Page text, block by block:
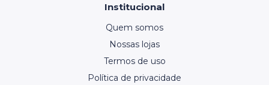
Institucional
Quem somos
Nossas lojas
Termos de uso
Política de privacidade